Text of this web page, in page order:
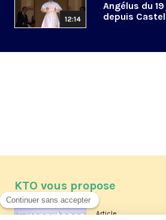
12:14
Angélus du
depuis
KTO vous propose
Article